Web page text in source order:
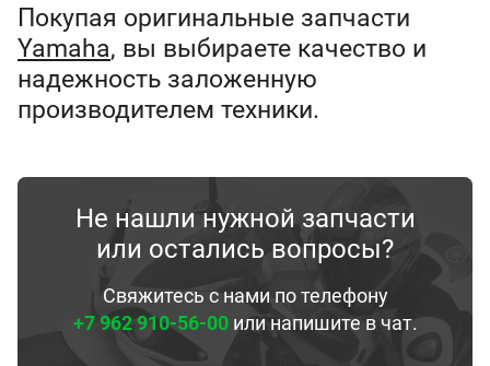
Покупая оригинальные запчасти
Yamaha, вы выбираете качество и
надежность заложенную
производителем техники.
Не нашли нужной запчасти
или остались вопросы?
Свяжитесь с нами по телефону
+7 962 910-56-00или напишите в чат.